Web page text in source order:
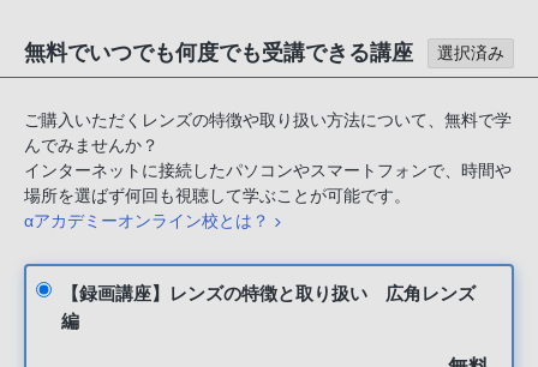
無料でいつでも何度でも受講できる講座 選択済み
ご購入いただくレンズの特徴や取り扱い方法について、無料で学
んでみませんか？
インターネットに接続したパソコンやスマートフォンで、時間や
場所を選ばず何回も視聴して学ぶことが可能です。
αアカデミーオンライン校とは？
【録画講座】レンズの特徴と取り扱い 広角レンズ
編